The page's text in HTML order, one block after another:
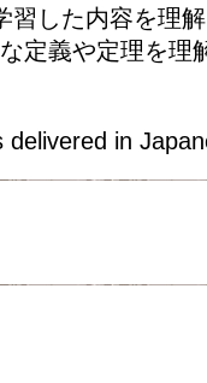
習した内容を理
定義や定理を理
delivered in